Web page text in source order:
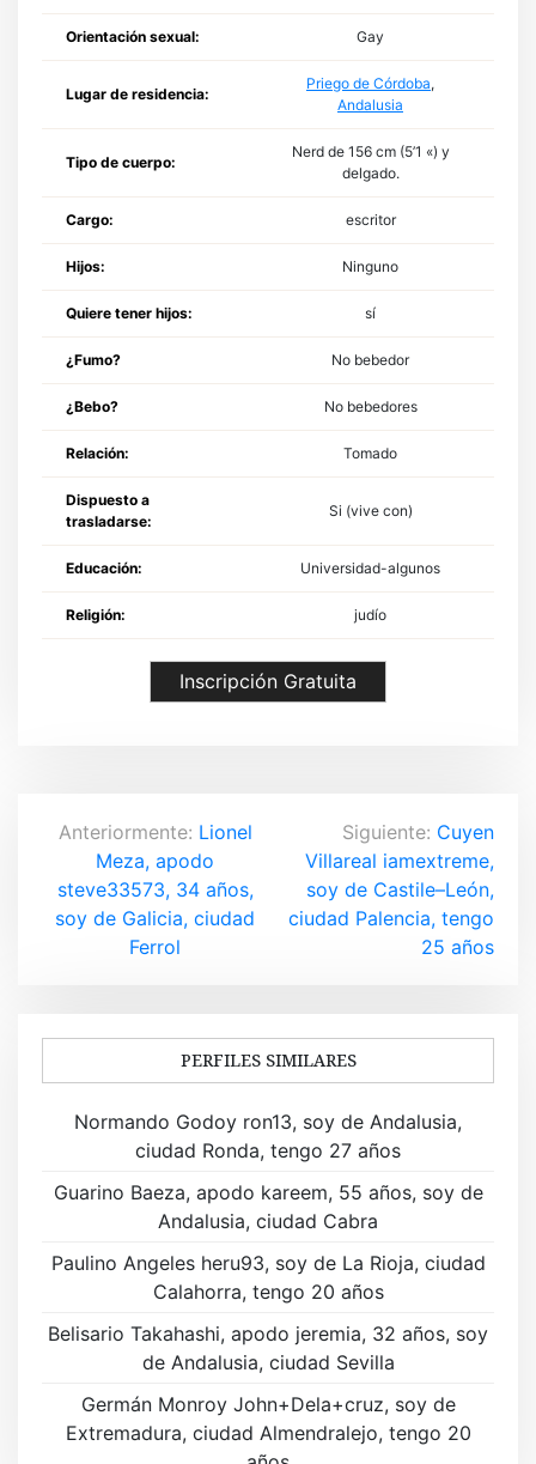
Orientación sexual: Gay
Lugar de residencia:
Priego de Córdoba,
Andalusia
Tipo de cuerpo:
Nerd de 156 cm (5’1 «) y
delgado.
Cargo: escritor
Hijos: Ninguno
Quiere tener hijos: sí
¿Fumo? No bebedor
¿Bebo? No bebedores
Relación: Tomado
Dispuesto a
trasladarse:
Si (vive con)
Educación: Universidad-algunos
Religión: judío
Inscripción Gratuita
N
a
v
ó
n
e
Anteriormente: Lionel
Meza, apodo
steve33573, 34 años,
soy de Galicia, ciudad
Ferrol
Siguiente: Cuyen
Villareal iamextreme,
soy de Castile–León,
ciudad Palencia, tengo
25 años
PERFILES SIMILARES
Normando Godoy ron13, soy de Andalusia,
ciudad Ronda, tengo 27 años
Guarino Baeza, apodo kareem, 55 años, soy de
Andalusia, ciudad Cabra
Paulino Angeles heru93, soy de La Rioja, ciudad
Calahorra, tengo 20 años
Belisario Takahashi, apodo jeremia, 32 años, soy
de Andalusia, ciudad Sevilla
Germán Monroy John+Dela+cruz, soy de
Extremadura, ciudad Almendralejo, tengo 20